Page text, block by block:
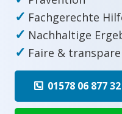
✓ Fachgerechte
✓ Nachhaltige
✓ Faire &
01578 06 877 32